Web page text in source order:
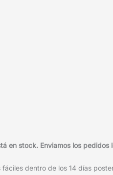
en stock. Enviamos los
dentro de los 14 días